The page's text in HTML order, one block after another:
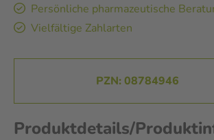
Persönliche pharmazeutische
Vielfältige Zahlarten
PZN: 08784946
Produktdetails/